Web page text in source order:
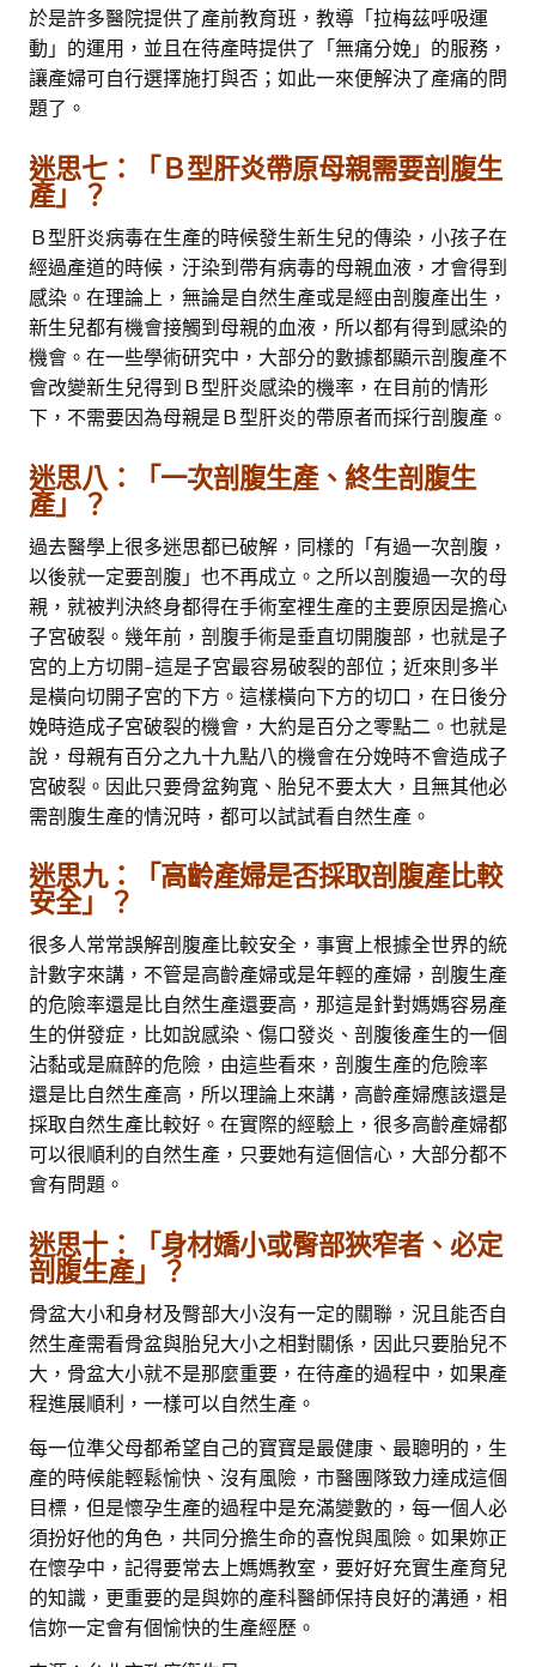
於是許多醫院提供了產前教育班，教導「拉梅茲呼吸運
動」的運用，並且在待產時提供了「無痛分娩」的服務，
讓產婦可自行選擇施打與否；如此一來便解決了產痛的問
題了。
迷思七：「Ｂ型肝炎帶原母親需要剖腹生
產」？
Ｂ型肝炎病毒在生產的時候發生新生兒的傳染，小孩子在
經過產道的時候，汙染到帶有病毒的母親血液，才會得到
感染。在理論上，無論是自然生產或是經由剖腹產出生，
新生兒都有機會接觸到母親的血液，所以都有得到感染的
機會。在一些學術研究中，大部分的數據都顯示剖腹產不
會改變新生兒得到Ｂ型肝炎感染的機率，在目前的情形
下，不需要因為母親是Ｂ型肝炎的帶原者而採行剖腹產。
迷思八：「一次剖腹生產、終生剖腹生
產」？
過去醫學上很多迷思都已破解，同樣的「有過一次剖腹，
以後就一定要剖腹」也不再成立。之所以剖腹過一次的母
親，就被判決終身都得在手術室裡生產的主要原因是擔心
子宮破裂。幾年前，剖腹手術是垂直切開腹部，也就是子
宮的上方切開–這是子宮最容易破裂的部位；近來則多半
是橫向切開子宮的下方。這樣橫向下方的切口，在日後分
娩時造成子宮破裂的機會，大約是百分之零點二。也就是
說，母親有百分之九十九點八的機會在分娩時不會造成子
宮破裂。因此只要骨盆夠寬、胎兒不要太大，且無其他必
需剖腹生產的情況時，都可以試試看自然生產。
迷思九：「高齡產婦是否採取剖腹產比較
安全」？
很多人常常誤解剖腹產比較安全，事實上根據全世界的統
計數字來講，不管是高齡產婦或是年輕的產婦，剖腹生產
的危險率還是比自然生產還要高，那這是針對媽媽容易產
生的併發症，比如說感染、傷口發炎、剖腹後產生的一個
沾黏或是麻醉的危險，由這些看來，剖腹生產的危險率
還是比自然生產高，所以理論上來講，高齡產婦應該還是
採取自然生產比較好。在實際的經驗上，很多高齡產婦都
可以很順利的自然生產，只要她有這個信心，大部分都不
會有問題。
迷思十：「身材嬌小或臀部狹窄者、必定
剖腹生產」？
骨盆大小和身材及臀部大小沒有一定的關聯，況且能否自
然生產需看骨盆與胎兒大小之相對關係，因此只要胎兒不
大，骨盆大小就不是那麼重要，在待產的過程中，如果產
程進展順利，一樣可以自然生產。
每一位準父母都希望自己的寶寶是最健康、最聰明的，生
產的時候能輕鬆愉快、沒有風險，市醫團隊致力達成這個
目標，但是懷孕生產的過程中是充滿變數的，每一個人必
須扮好他的角色，共同分擔生命的喜悅與風險。如果妳正
在懷孕中，記得要常去上媽媽教室，要好好充實生產育兒
的知識，更重要的是與妳的產科醫師保持良好的溝通，相
信妳一定會有個愉快的生產經歷。